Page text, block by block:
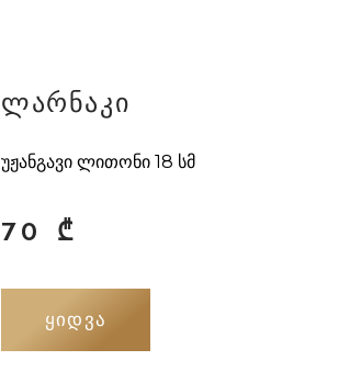
ლარნაკი
უჟანგავი ლითონი 18 სმ
70 ₾
ᲧᲘᲓᲕᲐ